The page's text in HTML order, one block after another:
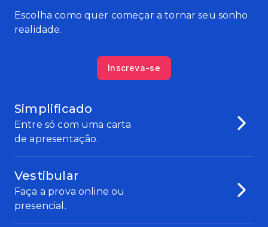
Escolha como quer começar a tornar seu sonho
realidade.
Inscreva-se
Simplificado
Entre só com uma carta
de apresentação.
Vestibular
Faça a prova online ou
presencial.